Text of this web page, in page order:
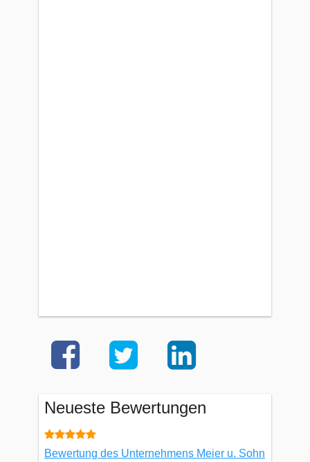
Neueste Bewertungen
Bewertung des Unternehmens Meier u. Sohn